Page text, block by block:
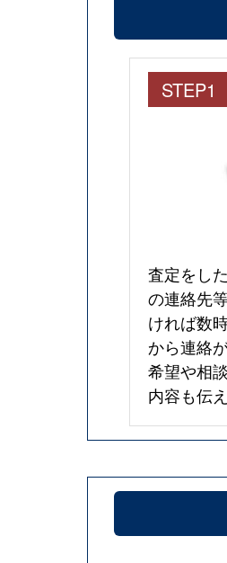
STEP1
査定をし
の連絡先
ければ数
から連絡
希望や相
内容も伝